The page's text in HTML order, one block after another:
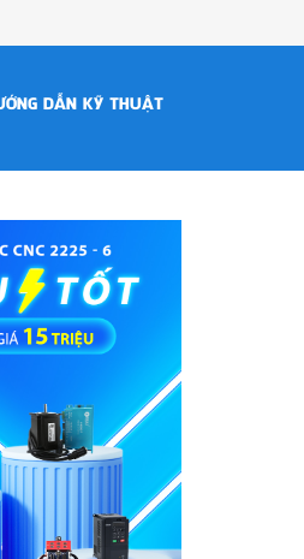
DẪN KỸ THUẬT